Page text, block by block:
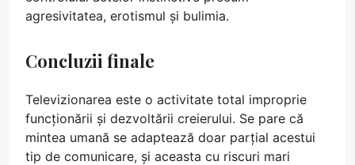
agresivitatea, erotismul și bulimia.
Concluzii finale
Televizionarea este o activitate total improprie
funcționării și dezvoltării creierului. Se pare că
mintea umană se adaptează doar parțial acestui
tip de comunicare, și aceasta cu riscuri mari